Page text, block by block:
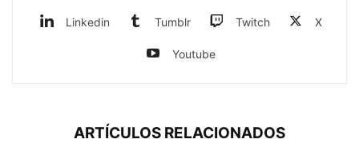
Linkedin Tumblr Twitch X
Youtube
ARTÍCULOS RELACIONADOS